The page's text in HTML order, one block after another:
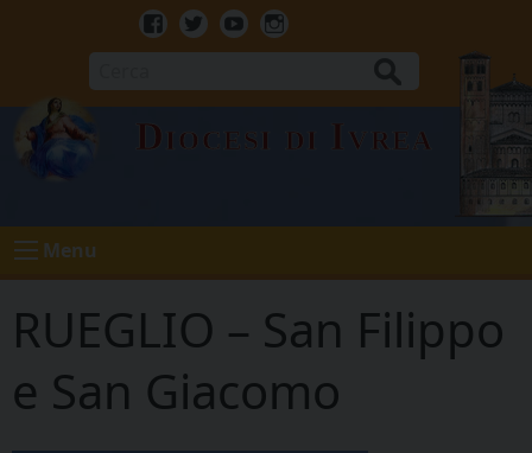
Facebook
TwitterYoutubeInstagram
Diocesi di Ivrea
Menu
RUEGLIO – San Filippo
e San Giacomo